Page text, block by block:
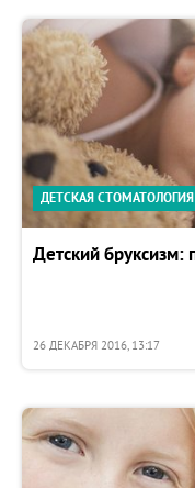
ДЕТСКАЯ СТОМАТОЛОГИЯ
Детский
26 ДЕКАБРЯ 2016, 13:17